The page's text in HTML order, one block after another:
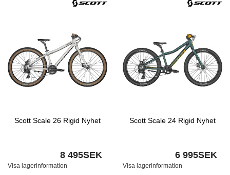
Scott Scale 26 Rigid Nyhet
8 495SEK
Visa lagerinformation
Scott Scale 24 Rigid Nyhet
6 995SEK
Visa lagerinformation